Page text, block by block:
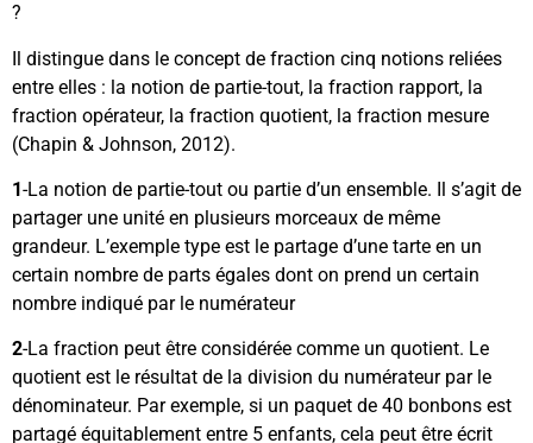
?
Il distingue dans le concept de fraction cinq notions reliées
entre elles : la notion de partie-tout, la fraction rapport, la
fraction opérateur, la fraction quotient, la fraction mesure
(Chapin & Johnson, 2012).
1-La notion de partie-tout ou partie d’un ensemble. Il s’agit de
partager une unité en plusieurs morceaux de même
grandeur. L’exemple type est le partage d’une tarte en un
certain nombre de parts égales dont on prend un certain
nombre indiqué par le numérateur
2-La fraction peut être considérée comme un quotient. Le
quotient est le résultat de la division du numérateur par le
dénominateur. Par exemple, si un paquet de 40 bonbons est
partagé équitablement entre 5 enfants, cela peut être écrit